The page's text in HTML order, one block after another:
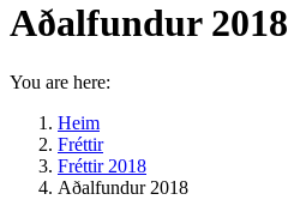
Aðalfundur 2018
You are here:
Heim
Fréttir
Fréttir 2018
Aðalfundur 2018